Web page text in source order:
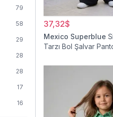
79
58
29
28
28
17
16
37,32$
Mexico Superblue
Tarzı Bol Şalvar